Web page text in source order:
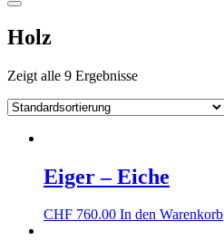
Holz
Zeigt alle 9 Ergebnisse
Eiger – Eiche
CHF 760.00 In den Warenkorb